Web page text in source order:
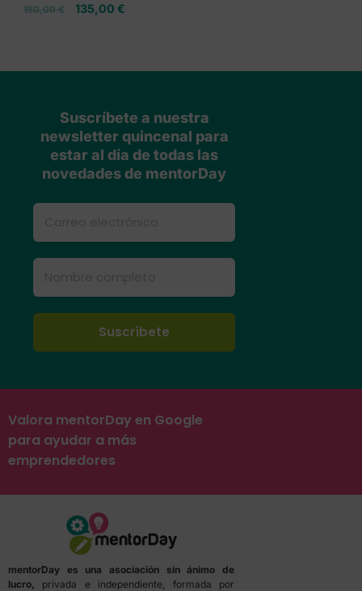
150,00€ 135,00 €
Suscríbete a nuestra
newsletter quincenal para
estar al día de todas las
novedades de mentorDay
Valora mentorDay en Google
para ayudar a más
emprendedores
mentorDay es una asociación sin ánimo de
lucro, privada e independiente, formada por